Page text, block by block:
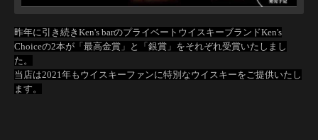
昨年に引き続きKen's barのプライベートウイスキーブランドKen's
Choiceの2本が「最高金賞」と「銀賞」をそれぞれ受賞いたしまし
た。
当店は2021年もウイスキーファンに特別なウイスキーをご提供いたし
ます。